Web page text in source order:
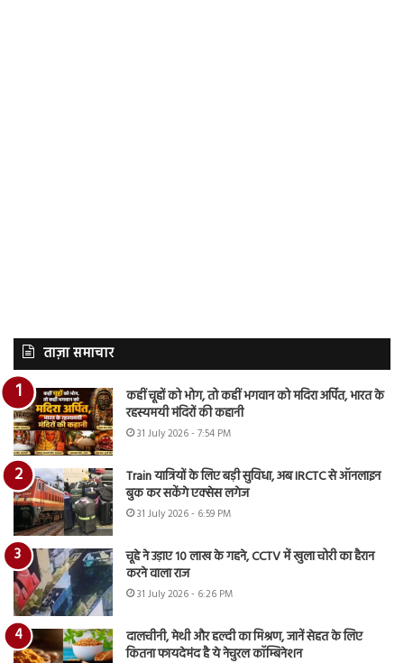
ताज़ा समाचार
कहीं चूहों को भोग, तो कहीं भगवान को मदिरा अर्पित, भारत के
रहस्यमयी मंदिरों की कहानी
31 July 2026 - 7:54 PM
Train यात्रियों के लिए बड़ी सुविधा, अब IRCTC से ऑनलाइन
बुक कर सकेंगे एक्सेस लगेज
31 July 2026 - 6:59 PM
चूहे ने उड़ाए 10 लाख के गहने, CCTV में खुला चोरी का हैरान
करने वाला राज
31 July 2026 - 6:26 PM
दालचीनी, मेथी और हल्दी का मिश्रण, जानें सेहत के लिए
कितना फायदेमंद है ये नेचुरल कॉम्बिनेशन